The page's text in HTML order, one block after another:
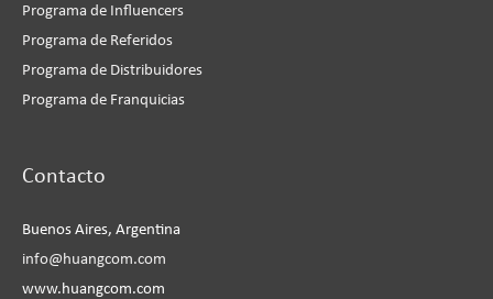
Programa de Influencers
Programa de Referidos
Programa de Distribuidores
Programa de Franquicias
Contacto
Buenos Aires, Argentina
info@huangcom.com
www.huangcom.com